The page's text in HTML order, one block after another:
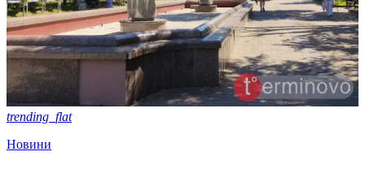
trending_flat
Новини